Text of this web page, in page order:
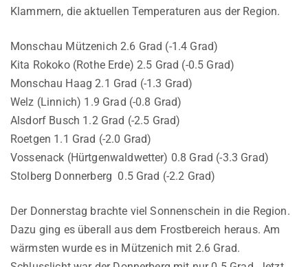
Klammern, die aktuellen Temperaturen aus der Region.
Monschau Mützenich 2.6 Grad (-1.4 Grad)
Kita Rokoko (Rothe Erde) 2.5 Grad (-0.5 Grad)
Monschau Haag 2.1 Grad (-1.3 Grad)
Welz (Linnich) 1.9 Grad (-0.8 Grad)
Alsdorf Busch 1.2 Grad (-2.5 Grad)
Roetgen 1.1 Grad (-2.0 Grad)
Vossenack (Hürtgenwaldwetter) 0.8 Grad (-3.3 Grad)
Stolberg Donnerberg 0.5 Grad (-2.2 Grad)
Der Donnerstag brachte viel Sonnenschein in die Region.
Dazu ging es überall aus dem Frostbereich heraus. Am
wärmsten wurde es in Mützenich mit 2.6 Grad.